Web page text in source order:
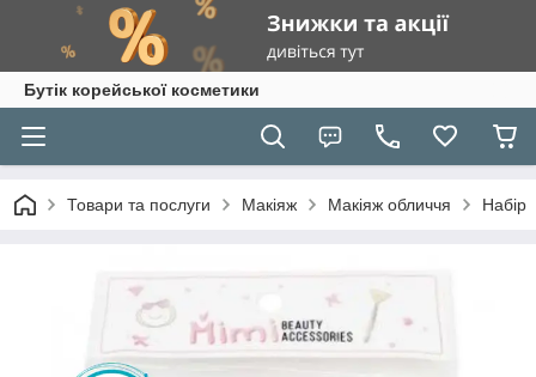
Бутік корейської косметики
Товари та послуги Макіяж Макіяж обличчя Набір